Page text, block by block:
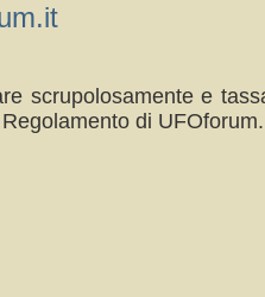
scrupolosamente e
di